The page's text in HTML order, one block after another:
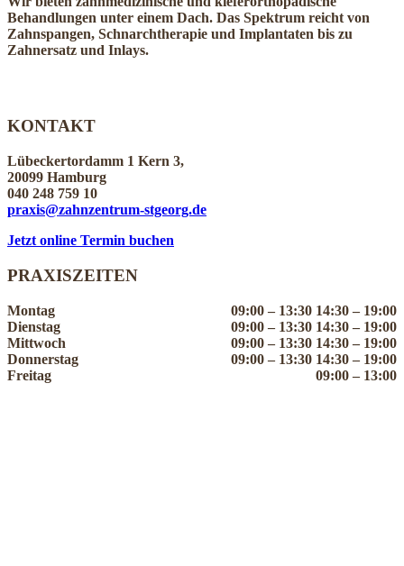
Behandlungen unter einem Dach. Das Spektrum reicht von
Zahnspangen, Schnarchtherapie und Implantaten bis zu
Zahnersatz und Inlays.
KONTAKT
Lübeckertordamm 1 Kern 3,
20099 Hamburg
040 248 759 10
praxis@zahnzentrum-stgeorg.de
Jetzt online Termin buchen
PRAXISZEITEN
Montag
09:00 – 13:30 14:30 – 19:00
Dienstag
09:00 – 13:30 14:30 – 19:00
Mittwoch
09:00 – 13:30 14:30 – 19:00
Donnerstag
09:00 – 13:30 14:30 – 19:00
Freitag
09:00 – 13:00